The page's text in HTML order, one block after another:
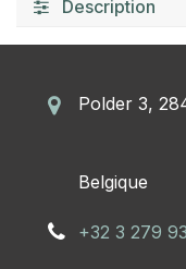
Description
Polder 3,
​Belgique
+32 3 279